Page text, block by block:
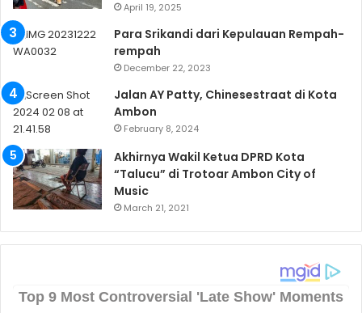
April 19, 2025
Para Srikandi dari Kepulauan Rempah-
rempah
December 22, 2023
Jalan AY Patty, Chinesestraat di Kota
Ambon
February 8, 2024
Akhirnya Wakil Ketua DPRD Kota
“Talucu” di Trotoar Ambon City of
Music
March 21, 2021